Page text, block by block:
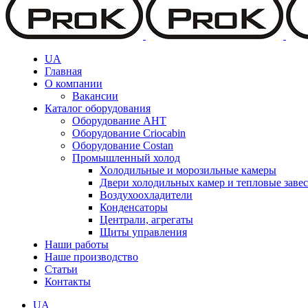
UA
Главная
О компании
Вакансии
Каталог оборудования
Оборудование AHT
Оборудование Criocabin
Оборудование Costan
Промышленный холод
Холодильные и морозильные камеры
Двери холодильных камер и тепловые
Воздухоохладители
Конденсаторы
Централи, агрегаты
Щиты управления
Наши работы
Наше производство
Статьи
Контакты
UA